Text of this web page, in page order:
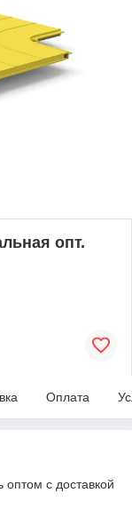
опт.
Оплата
оптом с доставкой